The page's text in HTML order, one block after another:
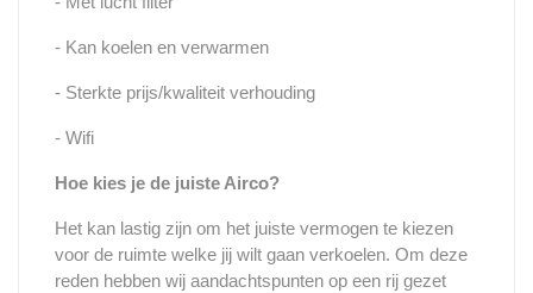
- Kan koelen en verwarmen
- Sterkte prijs/kwaliteit verhouding
- Wifi
Hoe kies je de juiste Airco?
Het kan lastig zijn om het juiste vermogen te kiezen
voor de ruimte welke jij wilt gaan verkoelen. Om deze
reden hebben wij aandachtspunten op een rij gezet